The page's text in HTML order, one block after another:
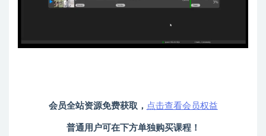
会员全站资源免费获取， 点击查看会员权益
普通用户可在下方单独购买课程！